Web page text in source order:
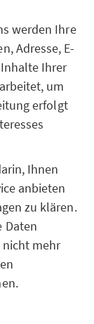
werden Ihre
Adresse, E-
Ihrer
um
erfolgt
Ihnen
anbieten
zu klären.
Daten
nicht mehr